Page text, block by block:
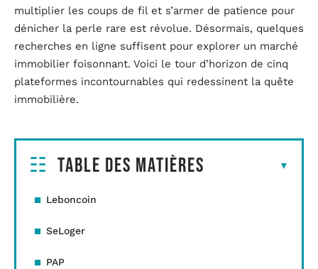
multiplier les coups de fil et s’armer de patience pour
dénicher la perle rare est révolue. Désormais, quelques
recherches en ligne suffisent pour explorer un marché
immobilier foisonnant. Voici le tour d’horizon de cinq
plateformes incontournables qui redessinent la quête
immobilière.
Table des matières
Leboncoin
SeLoger
PAP